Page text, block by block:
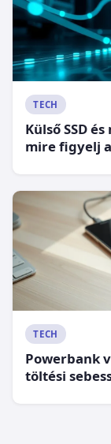
TECH
Külső SSD
mire figyelj
TECH
Powerbank
töltési